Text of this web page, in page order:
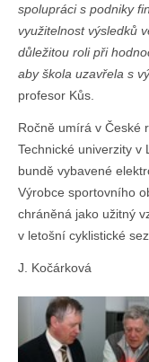
spolupráci s podniky
využitelnost výsledků
důležitou roli při
aby škola uzavřela s
profesor Kůs.
Ročně umírá v České
Technické univerzity v
bundě vybavené
Výrobce sportovního
chráněná jako užitný
v letošní cyklistické
J. Kočárková